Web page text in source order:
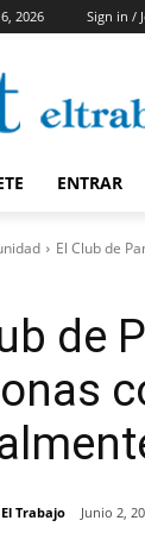
2026 Sign in /
ENTRAR
El Club de
de
Trabajo Junio 2,